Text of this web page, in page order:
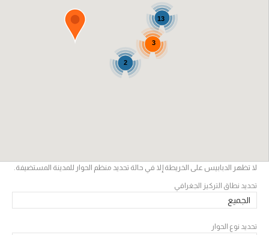
13
2
3
لا تظهر الدبابيس على الخريطة إلا في حالة تحديد منظم الحوار للمدينة المستضيفة.
تحديد نطاق التركيز الجغرافي
الجميع
تحديد نوع الحوار